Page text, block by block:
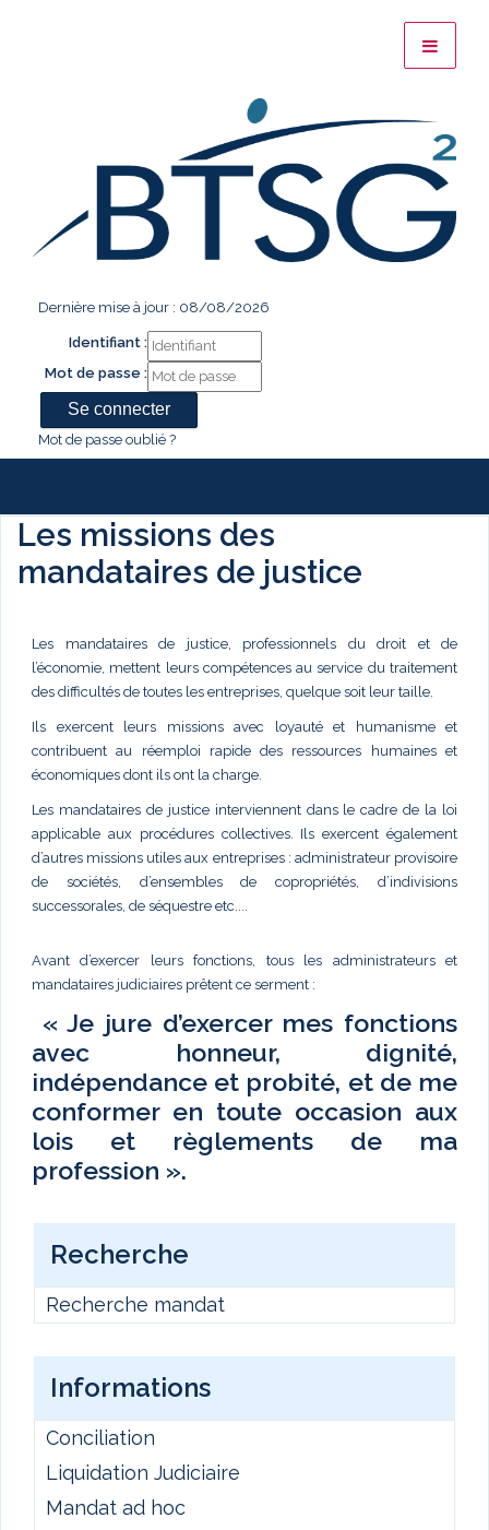
Dernière mise à jour : 08/08/2026
Identifiant :
Mot de passe :
Mot de passe oublié ?
Les missions des
mandataires de justice
Les mandataires de justice, professionnels du droit et de
l’économie, mettent leurs compétences au service du traitement
des difficultés de toutes les entreprises, quelque soit leur taille.
Ils exercent leurs missions avec loyauté et humanisme et
contribuent au réemploi rapide des ressources humaines et
économiques dont ils ont la charge.
Les mandataires de justice interviennent dans le cadre de la loi
applicable aux procédures collectives. Ils exercent également
d’autres missions utiles aux entreprises : administrateur provisoire
de sociétés, d’ensembles de copropriétés, d’indivisions
successorales, de séquestre etc....
Avant d’exercer leurs fonctions, tous les administrateurs et
mandataires judiciaires prêtent ce serment :
« Je jure d’exercer mes fonctions
avec honneur, dignité,
indépendance et probité, et de me
conformer en toute occasion aux
lois et règlements de ma
profession ».
Recherche
Recherche mandat
Informations
Conciliation
Liquidation Judiciaire
Mandat ad hoc